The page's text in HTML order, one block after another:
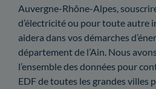
Auvergne-Rhône-Alpes,
d’électricité ou pour toute autre
aidera dans vos démarches
département de l’Ain. Nous
l’ensemble des données pour
EDF de toutes les grandes villes